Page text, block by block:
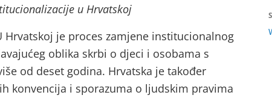
u Hrvatskoj
Hrvatskoj je proces zamjene institucionalnog
oblika skrbi o djeci i osobama s
od deset godina. Hrvatska je također
konvencija i sporazuma o ljudskim pravima